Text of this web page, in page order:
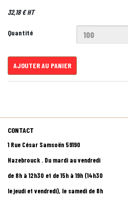
32,18 € HT
Quantité
AJOUTER AU PANIER
CONTACT
1 Rue César Samsoën 59190
Hazebrouck . Du mardi au vendredi
de 8h à 12h30 et de 15h à 19h (14h30
le jeudi et vendredi), le samedi de 8h